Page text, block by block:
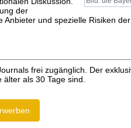
der
Anbieter und spezielle Risiken der
frei zugänglich. Der
als 30 Tage sind.